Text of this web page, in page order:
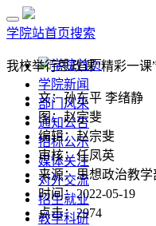
学院站首页搜索
学院首页
学院新闻
部门风采
通知公告
招标公示
媒体关注
对外交流
招生就业
教学科研
我校举行思政课“精彩一
文：孙东平 李绪静
图：赵宗斐
编辑：赵宗斐
审核：任凤英
来源：思想政治教学
时间：2022-05-19
点击：2974